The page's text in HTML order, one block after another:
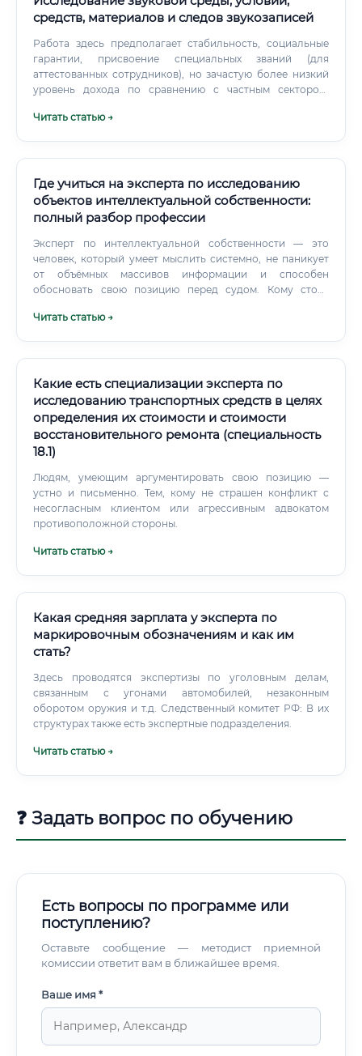
средств, материалов и следов звукозаписей
Работа здесь предполагает стабильность, социальные
гарантии, присвоение специальных званий (для
аттестованных сотрудников), но зачастую более низкий
уровень дохода по сравнению с частным сектором.
Независимые центры судебных экспертиз.
Читать статью →
Где учиться на эксперта по исследованию
объектов интеллектуальной собственности:
полный разбор профессии
Эксперт по интеллектуальной собственности — это
человек, который умеет мыслить системно, не паникует
от объёмных массивов информации и способен
обосновать свою позицию перед судом. Кому стоит
специализирующимся на IP-праве, которые хотят глубже
образованием или интересом к праву ✅ Дизайнерам и
специалистам в области промышленного дизайна,
которые понимают, что такое охраноспособный объект ✅
Программистам, которым интересна правовая сторона
разработки и защиты ПО А кому точно не стоит идти в эту
профессию? Тем, кто хочет живой коммуникации с
клиентами и быстрых результатов.
Читать статью →
Какие есть специализации эксперта по
исследованию транспортных средств в целях
определения их стоимости и стоимости
восстановительного ремонта (специальность
18.1)
Людям, умеющим аргументировать свою позицию —
устно и письменно. Тем, кому не страшен конфликт с
несогласным клиентом или агрессивным адвокатом
противоположной стороны.
Читать статью →
Какая средняя зарплата у эксперта по
маркировочным обозначениям и как им
стать?
Здесь проводятся экспертизы по уголовным делам,
связанным с угонами автомобилей, незаконным
оборотом оружия и т.д. Следственный комитет РФ: В их
структурах также есть экспертные подразделения.
Читать статью →
❓ Задать вопрос по обучению
Есть вопросы по программе или
поступлению?
Оставьте сообщение — методист приемной
комиссии ответит вам в ближайшее время.
Ваше имя *